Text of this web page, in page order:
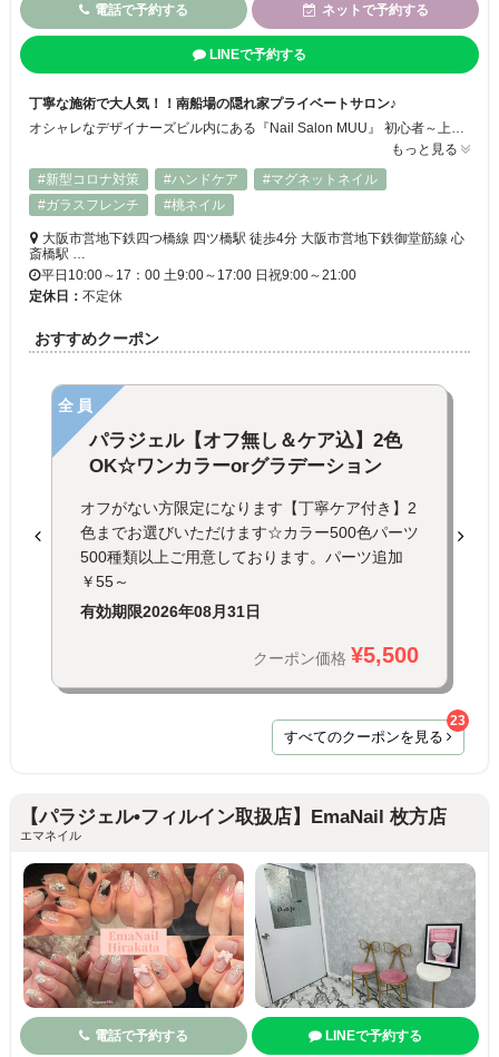
電話で予約する ネットで予約する
LINEで予約する
丁寧な施術で大人気！！南船場の隠れ家プライベートサロン♪
もっと見る
#新型コロナ対策
#ハンドケア
#マグネットネイル
#ガラスフレンチ
#桃ネイル
大阪市営地下鉄四つ橋線 四ツ橋駅 徒歩4分 大阪市営地下鉄御堂筋線 心
斎橋駅 …
平日10:00～17：00 土9:00～17:00 日祝9:00～21:00
定休日： 不定休
おすすめクーポン
全員
パラジェル【オフ無し＆ケア込】2色
OK☆ワンカラーorグラデーション
オフがない方限定になります【丁寧ケア付き】2
色までお選びいただけます☆カラー500色パーツ
500種類以上ご用意しております。パーツ追加
￥55～
有効期限2026年08月31日
クーポン価格 ¥5,500
すべてのクーポンを見る
23
【パラジェル•フィルイン取扱店】EmaNail 枚方店
エマネイル
電話で予約する LINEで予約する